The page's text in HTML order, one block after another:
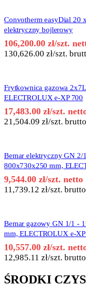
Convotherm easyDial 20
elektryczny bojlerowy
106,200.00 zł/szt.
130,626.00 zł/szt.
Frytkownica gazowa
ELECTROLUX e-XP 700
17,483.00 zł/szt.
21,504.09 zł/szt. brutto
Bemar elektryczny GN 2/
800x730x250 mm,
9,544.00 zł/szt. netto
11,739.12 zł/szt. brutto
Bemar gazowy GN 1/1 -
mm, ELECTROLUX e-
10,557.00 zł/szt.
12,985.11 zł/szt. brutto
ŚRODKI